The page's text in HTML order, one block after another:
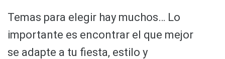
Temas para elegir hay muchos… Lo
importante es encontrar el que mejor
se adapte a tu fiesta, estilo y